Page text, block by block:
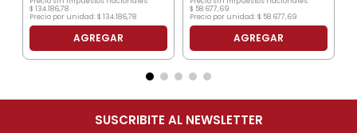
$ 134.186,78
Precio por unidad:$ 134.186,78
AGREGAR
$ 58.677,69
Precio por unidad:$ 58.677,69
AGREGAR
SUSCRIBITE AL NEWSLETTER